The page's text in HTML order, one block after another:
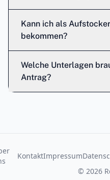
Kann ich als
bekommen?
Welche Unterlagen
Antrag?
KontaktImpressum
© 2026